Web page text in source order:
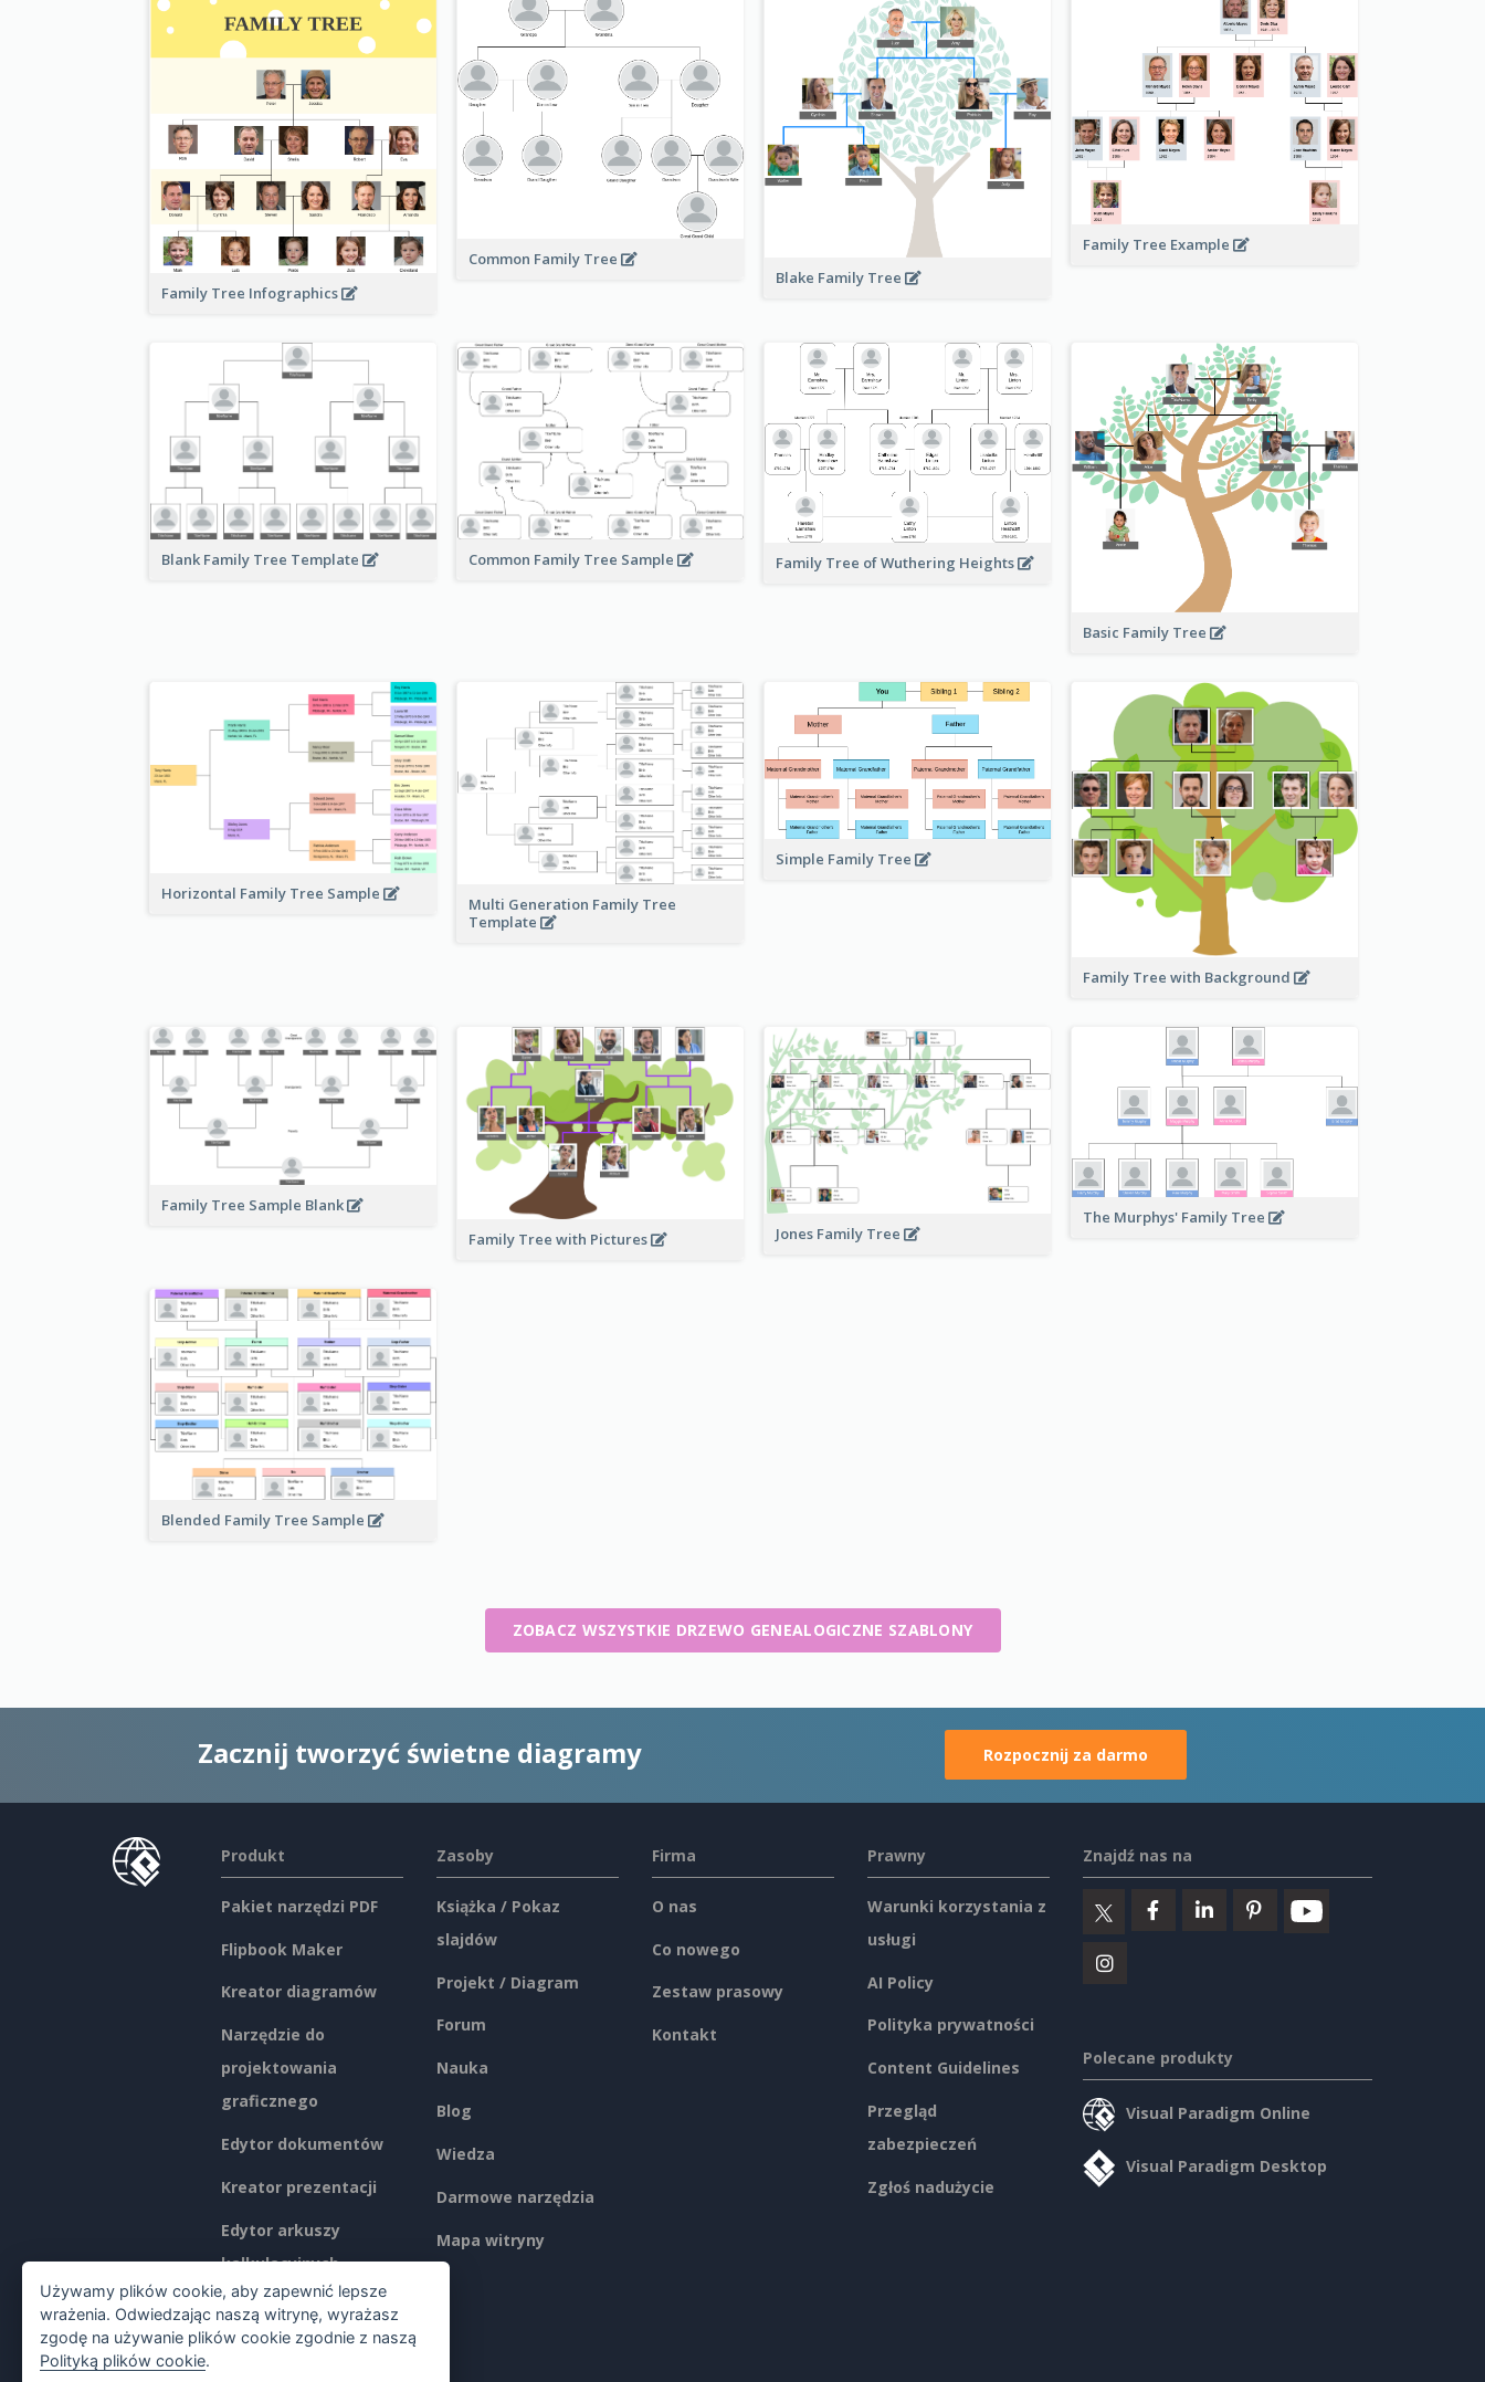
Family Tree Infographics
Common Family Tree
Blake Family Tree
Family Tree Example
Blank Family Tree Template Common Family Tree Sample Family Tree of Wuthering Heights
Basic Family Tree
Horizontal Family Tree Sample
Multi Generation Family Tree
Template
Simple Family Tree
Family Tree with Background
Family Tree Sample Blank
Family Tree with Pictures
Jones Family Tree
The Murphys' Family Tree
Blended Family Tree Sample
ZOBACZ WSZYSTKIE DRZEWO GENEALOGICZNE SZABLONY
Zacznij tworzyć świetne diagramy Rozpocznij za darmo
Produkt
Pakiet narzędzi PDF
Flipbook Maker
Kreator diagramów
Narzędzie do
projektowania
graficznego
Edytor dokumentów
Kreator prezentacji
Edytor arkuszy
kalkulacyjnych
Ceny
Zasoby
Książka / Pokaz
slajdów
Projekt / Diagram
Forum
Nauka
Blog
Wiedza
Darmowe narzędzia
Mapa witryny
Firma
O nas
Co nowego
Zestaw prasowy
Kontakt
Prawny
Warunki korzystania z
usługi
AI Policy
Polityka prywatności
Content Guidelines
Przegląd
zabezpieczeń
Zgłoś nadużycie
Znajdź nas na
Polecane produkty
Visual Paradigm Online
Visual Paradigm Desktop
Używamy plików cookie, aby zapewnić lepsze
wrażenia. Odwiedzając naszą witrynę, wyrażasz
zgodę na używanie plików cookie zgodnie z naszą
Polityką plików cookie.